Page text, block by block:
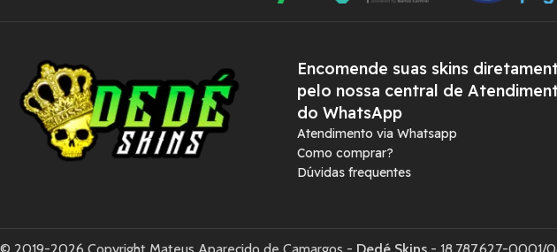
Encomende suas skins
pelo nossa central de
do WhatsApp
Atendimento via Whatsapp
Como comprar?
Dúvidas frequentes